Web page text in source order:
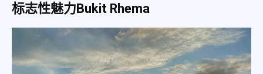
标志性魅力Bukit Rhema